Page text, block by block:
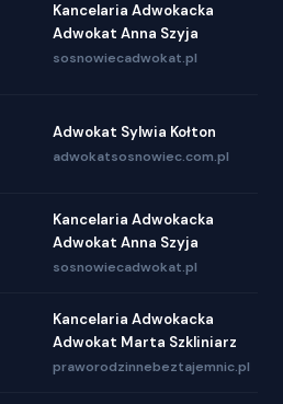
Kancelaria Adwokacka
Adwokat Anna Szyja
sosnowiecadwokat.pl
Adwokat Sylwia Kołton
adwokatsosnowiec.com.pl
Kancelaria Adwokacka
Adwokat Anna Szyja
sosnowiecadwokat.pl
Kancelaria Adwokacka
Adwokat Marta Szkliniarz
praworodzinnebeztajemnic.pl